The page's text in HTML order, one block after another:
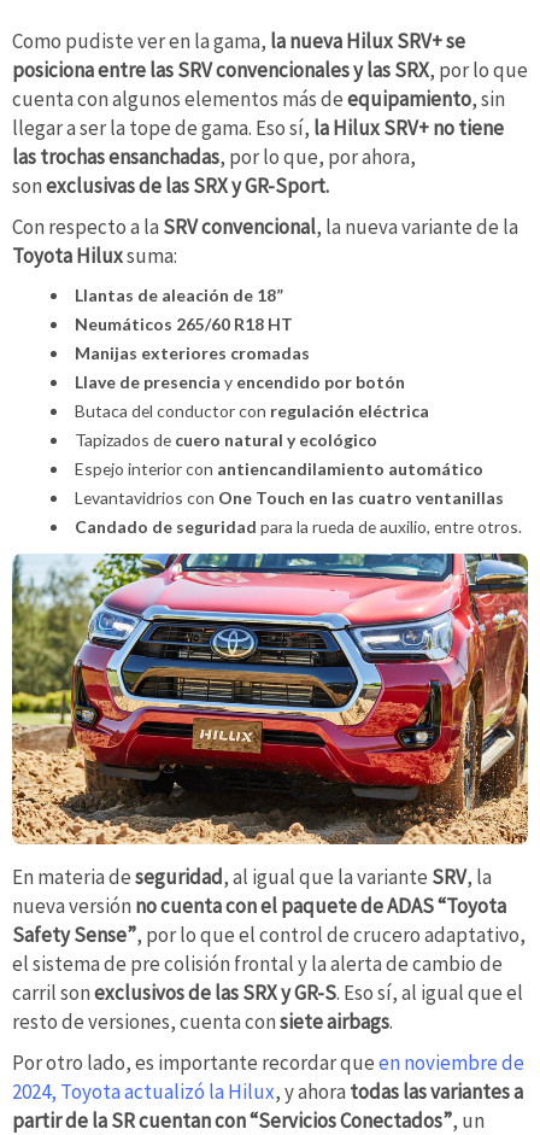
Como pudiste ver en la gama, la nueva Hilux SRV+ se
posiciona entre las SRV convencionales y las SRX, por lo que
cuenta con algunos elementos más deequipamiento, sin
llegar a ser la tope de gama. Eso sí, la Hilux SRV+ no tiene
las trochas ensanchadas, por lo que, por ahora,
sonexclusivas de las SRX y GR-Sport.
Con respecto a la SRV convencional, la nueva variante de la
Toyota Hiluxsuma:
Llantas de aleación de 18”
Neumáticos 265/60 R18 HT
Manijas exteriores cromadas
Llave de presencia y encendido por botón
Butaca del conductor con regulación eléctrica
Tapizados de cuero natural y ecológico
Espejo interior con antiencandilamiento automático
Levantavidrios con One Touch en las cuatro ventanillas
Candado de seguridad para la rueda de auxilio, entre otros.
En materia deseguridad, al igual que la variante SRV, la
nueva versión no cuenta con el paquete de ADAS “Toyota
Safety Sense”, por lo que el control de crucero adaptativo,
el sistema de pre colisión frontal y la alerta de cambio de
carril sonexclusivos de las SRX y GR-S. Eso sí, al igual que el
resto de versiones, cuenta consiete airbags.
Por otro lado, es importante recordar queen noviembre de
2024, Toyota actualizó la Hilux, y ahora todas las variantes a
partir de la SR cuentan con “Servicios Conectados”, un